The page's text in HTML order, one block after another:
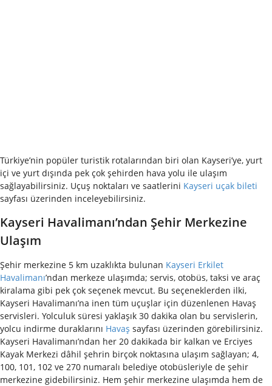
Türkiye’nin popüler turistik rotalarından biri olan Kayseri’ye, yurt
içi ve yurt dışında pek çok şehirden hava yolu ile ulaşım
sağlayabilirsiniz. Uçuş noktaları ve saatlerini Kayseri uçak bileti
sayfası üzerinden inceleyebilirsiniz.
Kayseri Havalimanı’ndan Şehir Merkezine
Ulaşım
Şehir merkezine 5 km uzaklıkta bulunan Kayseri Erkilet
Havalimanı’ndan merkeze ulaşımda; servis, otobüs, taksi ve araç
kiralama gibi pek çok seçenek mevcut. Bu seçeneklerden ilki,
Kayseri Havalimanı’na inen tüm uçuşlar için düzenlenen Havaş
servisleri. Yolculuk süresi yaklaşık 30 dakika olan bu servislerin,
yolcu indirme duraklarını Havaş sayfası üzerinden görebilirsiniz.
Kayseri Havalimanı’ndan her 20 dakikada bir kalkan ve Erciyes
Kayak Merkezi dâhil şehrin birçok noktasına ulaşım sağlayan; 4,
100, 101, 102 ve 270 numaralı belediye otobüsleriyle de şehir
merkezine gidebilirsiniz. Hem şehir merkezine ulaşımda hem de